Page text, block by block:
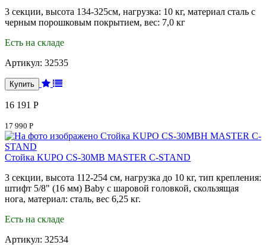
3 секции, высота 134-325см, нагрузка: 10 кг, материал сталь с
черным порошковым покрытием, вес: 7,0 кг
Есть на складе
Артикул: 32535
16 191 Р
17 990 Р
Стойка KUPO CS-30MB MASTER C-STAND
3 секции, высота 112-254 см, нагрузка до 10 кг, тип крепления:
штифт 5/8" (16 мм) Baby c шаровой головкой, скользящая
нога, материал: сталь, вес 6,25 кг.
Есть на складе
Артикул: 32534